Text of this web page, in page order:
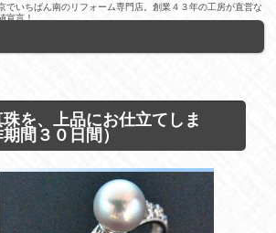
でいちばん南のリフォーム専門店。創業４３年の工房が直営な
宣言！
を、上品にお仕立てしま
間３０日間）